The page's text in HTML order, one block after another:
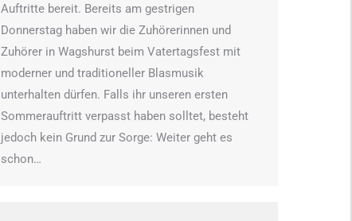
Auftritte bereit. Bereits am gestrigen
Donnerstag haben wir die Zuhörerinnen und
Zuhörer in Wagshurst beim Vatertagsfest mit
moderner und traditioneller Blasmusik
unterhalten dürfen. Falls ihr unseren ersten
Sommerauftritt verpasst haben solltet, besteht
jedoch kein Grund zur Sorge: Weiter geht es
schon…